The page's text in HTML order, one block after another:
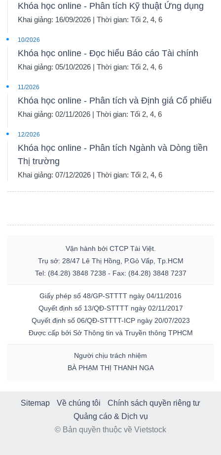
Khóa học online - Phân tích Kỹ thuật Ứng dụng
Khai giảng: 16/09/2026 | Thời gian: Tối 2, 4, 6
10/2026
Khóa học online - Đọc hiểu Báo cáo Tài chính
Khai giảng: 05/10/2026 | Thời gian: Tối 2, 4, 6
11/2026
Khóa học online - Phân tích và Định giá Cổ phiếu
Khai giảng: 02/11/2026 | Thời gian: Tối 2, 4, 6
12/2026
Khóa học online - Phân tích Ngành và Dòng tiền
Thị trường
Khai giảng: 07/12/2026 | Thời gian: Tối 2, 4, 6
Vận hành bởi CTCP Tài Việt.
Trụ sở: 28/47 Lê Thị Hồng, P.Gò Vấp, Tp.HCM
Tel: (84.28) 3848 7238 - Fax: (84.28) 3848 7237
Giấy phép số 48/GP-STTTT ngày 04/11/2016
Quyết định số 13/QĐ-STTTT ngày 02/11/2017
Quyết định số 06/QĐ-STTTT-ICP ngày 20/07/2023
Được cấp bởi Sở Thông tin và Truyền thông TPHCM
Người chịu trách nhiệm
BÀ PHẠM THỊ THANH NGA
Sitemap Về chúng tôi
Chính sách quyền riêng tư
Quảng cáo & Dịch vụ
© Bản quyền thuộc về Vietstock